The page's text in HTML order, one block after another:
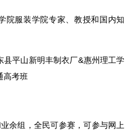
院服装学院专家、教授和国内知
县平山新明丰制衣厂&惠州理工学
高考班
余组，全民可参赛，可参与网上